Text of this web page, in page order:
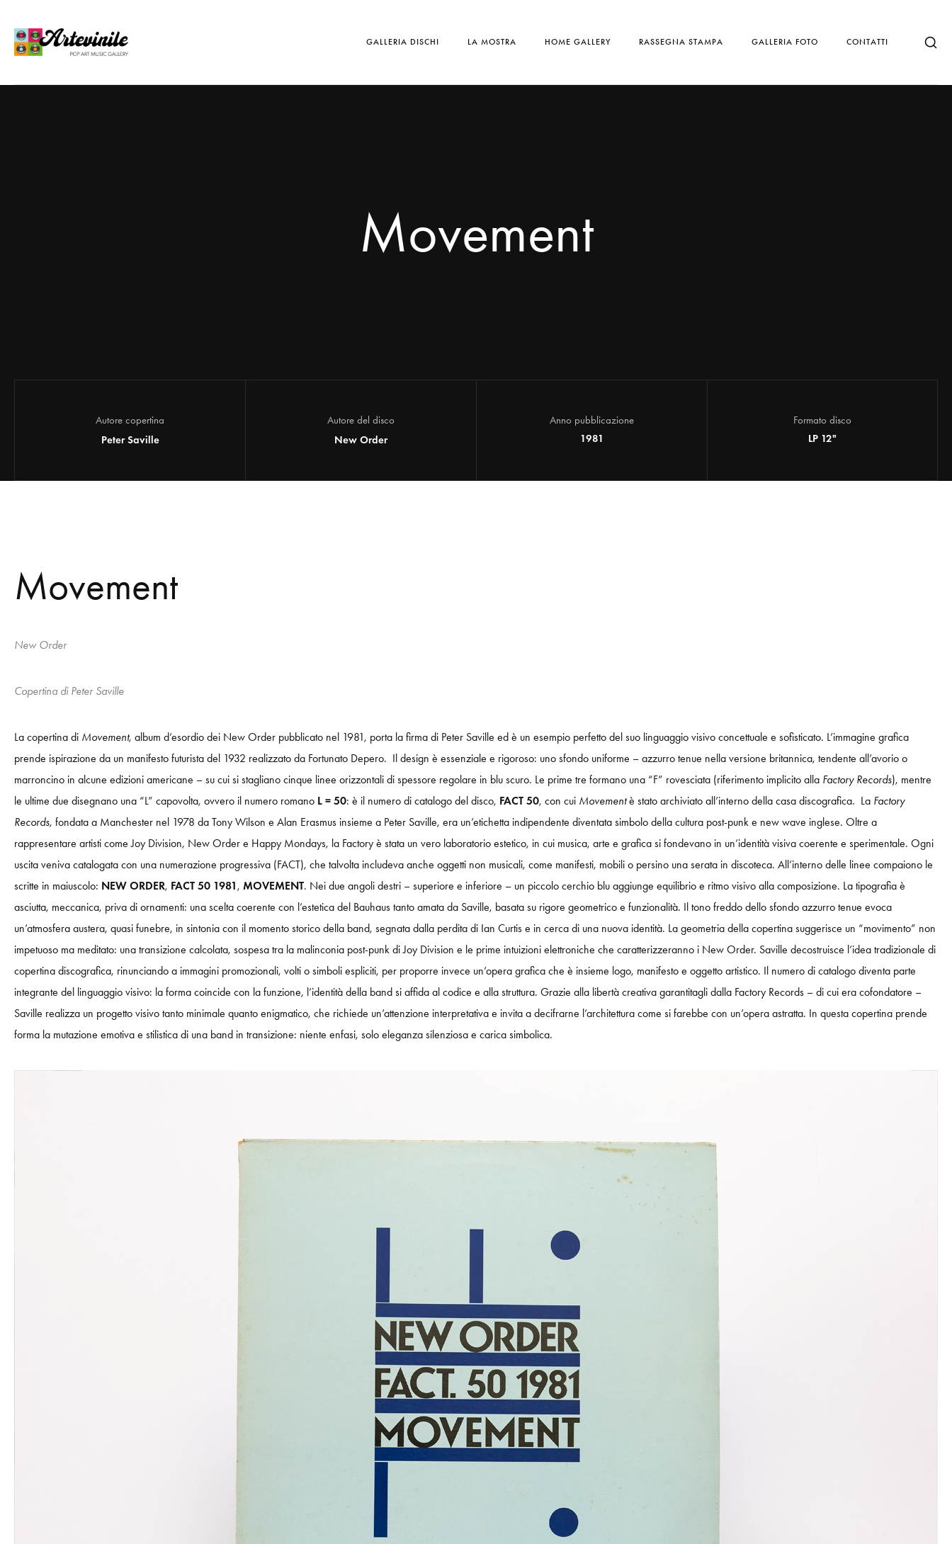
GALLERIA DISCHI LA MOSTRA HOME GALLERY RASSEGNA STAMPA GALLERIA FOTO CONTATTI
Movement
Autore copertina
Peter Saville
Autore del disco
New Order
Anno pubblicazione
1981
Formato disco
LP 12"
Movement
New Order
Copertina di Peter Saville
La copertina di Movement, album d’esordio dei New Order pubblicato nel 1981, porta la firma di Peter Saville ed è un esempio perfetto del suo linguaggio visivo concettuale e sofisticato. L’immagine grafica
prende ispirazione da un manifesto futurista del 1932 realizzato da Fortunato Depero. Il design è essenziale e rigoroso: uno sfondo uniforme – azzurro tenue nella versione britannica, tendente all’avorio o
marroncino in alcune edizioni americane – su cui si stagliano cinque linee orizzontali di spessore regolare in blu scuro. Le prime tre formano una “F” rovesciata (riferimento implicito alla Factory Records), mentre
le ultime due disegnano una “L” capovolta, ovvero il numero romano L = 50: è il numero di catalogo del disco, FACT 50, con cui Movementè stato archiviato all’interno della casa discografica. La Factory
Records, fondata a Manchester nel 1978 da Tony Wilson e Alan Erasmus insieme a Peter Saville, era un’etichetta indipendente diventata simbolo della cultura post-punk e new wave inglese. Oltre a
rappresentare artisti come Joy Division, New Order e Happy Mondays, la Factory è stata un vero laboratorio estetico, in cui musica, arte e grafica si fondevano in un’identità visiva coerente e sperimentale. Ogni
uscita veniva catalogata con una numerazione progressiva (FACT), che talvolta includeva anche oggetti non musicali, come manifesti, mobili o persino una serata in discoteca. All’interno delle linee compaiono le
scritte in maiuscolo: NEW ORDER, FACT 50 1981 , MOVEMENT. Nei due angoli destri – superiore e inferiore – un piccolo cerchio blu aggiunge equilibrio e ritmo visivo alla composizione. La tipografia è
asciutta, meccanica, priva di ornamenti: una scelta coerente con l’estetica del Bauhaus tanto amata da Saville, basata su rigore geometrico e funzionalità. Il tono freddo dello sfondo azzurro tenue evoca
un’atmosfera austera, quasi funebre, in sintonia con il momento storico della band, segnata dalla perdita di Ian Curtis e in cerca di una nuova identità. La geometria della copertina suggerisce un “movimento” non
impetuoso ma meditato: una transizione calcolata, sospesa tra la malinconia post-punk di Joy Division e le prime intuizioni elettroniche che caratterizzeranno i New Order. Saville decostruisce l’idea tradizionale di
copertina discografica, rinunciando a immagini promozionali, volti o simboli espliciti, per proporre invece un’opera grafica che è insieme logo, manifesto e oggetto artistico. Il numero di catalogo diventa parte
integrante del linguaggio visivo: la forma coincide con la funzione, l’identità della band si affida al codice e alla struttura. Grazie alla libertà creativa garantitagli dalla Factory Records – di cui era cofondatore –
Saville realizza un progetto visivo tanto minimale quanto enigmatico, che richiede un’attenzione interpretativa e invita a decifrarne l’architettura come si farebbe con un’opera astratta. In questa copertina prende
forma la mutazione emotiva e stilistica di una band in transizione: niente enfasi, solo eleganza silenziosa e carica simbolica.